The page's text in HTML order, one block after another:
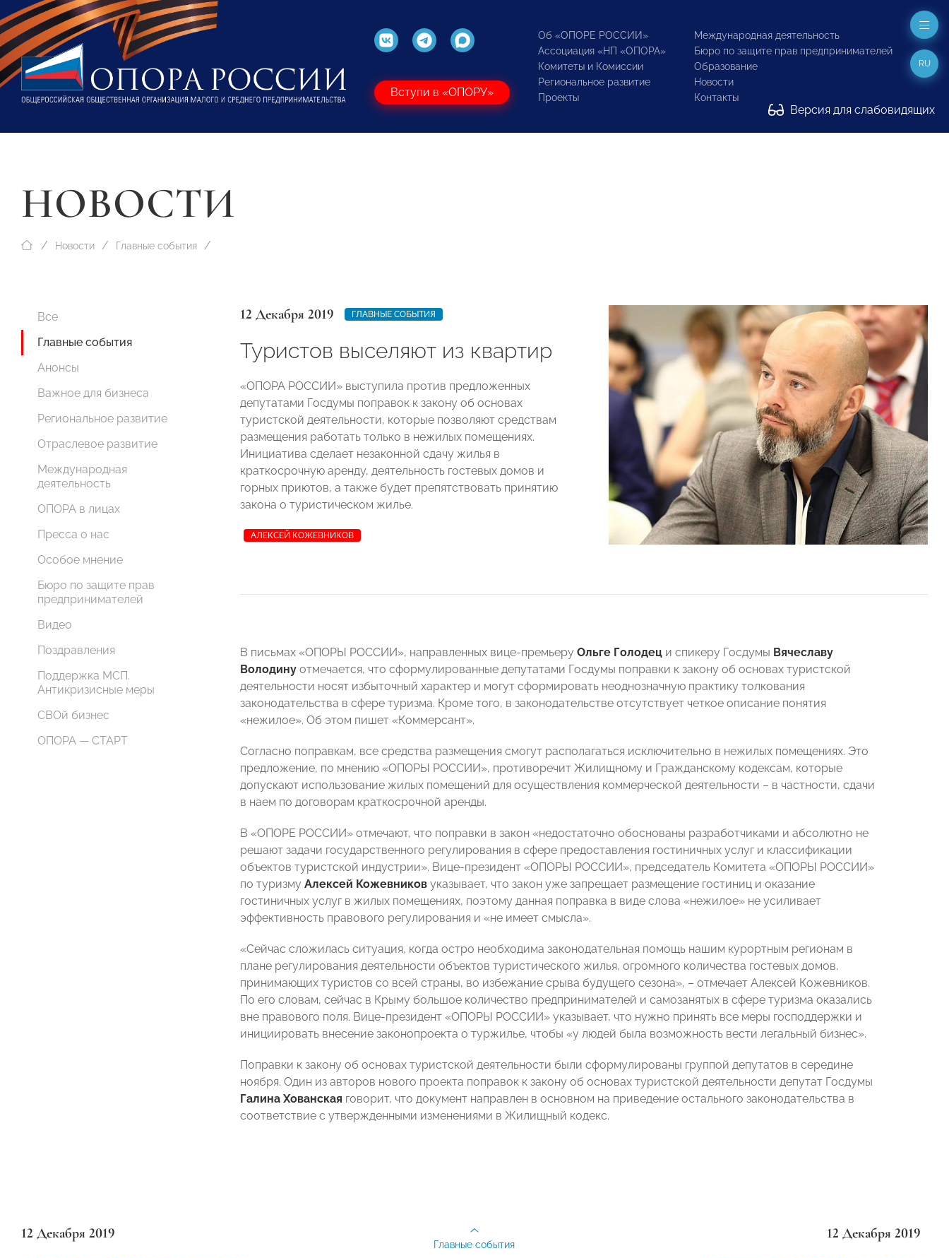
Вступи в «ОПОРУ»
Об «ОПОРЕ РОССИИ»
Ассоциация «НП «ОПОРА»
Комитеты и Комиссии
Региональное развитие
Проекты
Международная деятельность
Бюро по защите прав предпринимателей
Образование
Новости
Контакты
Версия для слабовидящих
RU
НОВОСТИ
Новости Главные события
Все
Главные события
Анонсы
Важное для бизнеса
Региональное развитие
Отраслевое развитие
Международная
деятельность
ОПОРА в лицах
Пресса о нас
Особое мнение
Бюро по защите прав
предпринимателей
Видео
Поздравления
Поддержка МСП.
Антикризисные меры
СВОй бизнес
ОПОРА — СТАРТ
12 Декабря 2019 ГЛАВНЫЕ СОБЫТИЯ
Туристов выселяют из квартир
«ОПОРА РОССИИ» выступила против предложенных
депутатами Госдумы поправок к закону об основах
туристской деятельности, которые позволяют средствам
размещения работать только в нежилых помещениях.
Инициатива сделает незаконной сдачу жилья в
краткосрочную аренду, деятельность гостевых домов и
горных приютов, а также будет препятствовать принятию
закона о туристическом жилье.
АЛЕКСЕЙ КОЖЕВНИКОВ
В письмах «ОПОРЫ РОССИИ», направленных вице-премьеру Ольге Голодец и спикеру Госдумы Вячеславу
Володину отмечается, что сформулированные депутатами Госдумы поправки к закону об основах туристской
деятельности носят избыточный характер и могут сформировать неоднозначную практику толкования
законодательства в сфере туризма. Кроме того, в законодательстве отсутствует четкое описание понятия
«нежилое». Об этом пишет «Коммерсант».
Согласно поправкам, все средства размещения смогут располагаться исключительно в нежилых помещениях. Это
предложение, по мнению «ОПОРЫ РОССИИ», противоречит Жилищному и Гражданскому кодексам, которые
допускают использование жилых помещений для осуществления коммерческой деятельности – в частности, сдачи
в наем по договорам краткосрочной аренды.
В «ОПОРЕ РОССИИ» отмечают, что поправки в закон «недостаточно обоснованы разработчиками и абсолютно не
решают задачи государственного регулирования в сфере предоставления гостиничных услуг и классификации
объектов туристской индустрии». Вице-президент «ОПОРЫ РОССИИ», председатель Комитета «ОПОРЫ РОССИИ»
по туризму Алексей Кожевников указывает, что закон уже запрещает размещение гостиниц и оказание
гостиничных услуг в жилых помещениях, поэтому данная поправка в виде слова «нежилое» не усиливает
эффективность правового регулирования и «не имеет смысла».
«Сейчас сложилась ситуация, когда остро необходима законодательная помощь нашим курортным регионам в
плане регулирования деятельности объектов туристического жилья, огромного количества гостевых домов,
принимающих туристов со всей страны, во избежание срыва будущего сезона», – отмечает Алексей Кожевников.
По его словам, сейчас в Крыму большое количество предпринимателей и самозанятых в сфере туризма оказались
вне правового поля. Вице-президент «ОПОРЫ РОССИИ» указывает, что нужно принять все меры господдержки и
инициировать внесение законопроекта о туржилье, чтобы «у людей была возможность вести легальный бизнес».
Поправки к закону об основах туристской деятельности были сформулированы группой депутатов в середине
ноября. Один из авторов нового проекта поправок к закону об основах туристской деятельности депутат Госдумы
Галина Хованская говорит, что документ направлен в основном на приведение остального законодательства в
соответствие с утвержденными изменениями в Жилищный кодекс.
12 Декабря 2019 12 Декабря 2019
Главные события